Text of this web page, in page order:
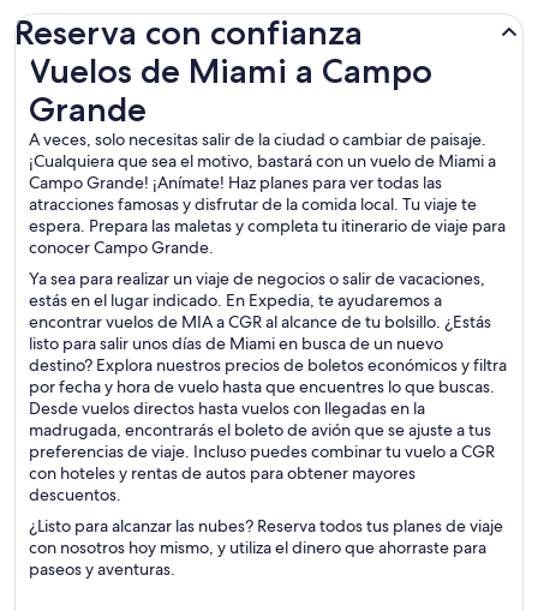
Reserva con confianza
Vuelos de Miami a Campo
Grande
A veces, solo necesitas salir de la ciudad o cambiar de paisaje.
¡Cualquiera que sea el motivo, bastará con un vuelo de Miami a
Campo Grande! ¡Anímate! Haz planes para ver todas las
atracciones famosas y disfrutar de la comida local. Tu viaje te
espera. Prepara las maletas y completa tu itinerario de viaje para
conocer Campo Grande.
Ya sea para realizar un viaje de negocios o salir de vacaciones,
estás en el lugar indicado. En Expedia, te ayudaremos a
encontrar vuelos de MIA a CGR al alcance de tu bolsillo. ¿Estás
listo para salir unos días de Miami en busca de un nuevo
destino? Explora nuestros precios de boletos económicos y filtra
por fecha y hora de vuelo hasta que encuentres lo que buscas.
Desde vuelos directos hasta vuelos con llegadas en la
madrugada, encontrarás el boleto de avión que se ajuste a tus
preferencias de viaje. Incluso puedes combinar tu vuelo a CGR
con hoteles y rentas de autos para obtener mayores
descuentos.
¿Listo para alcanzar las nubes? Reserva todos tus planes de viaje
con nosotros hoy mismo, y utiliza el dinero que ahorraste para
paseos y aventuras.
Vuelos de Miami a Campo Grande